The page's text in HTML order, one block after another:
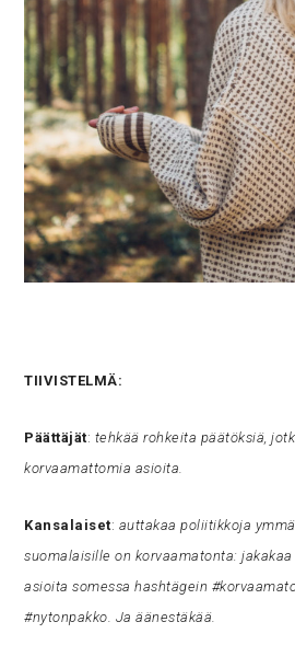
TIIVISTELMÄ:
Päättäjät: tehkää rohkeita päätöksiä,
korvaamattomia asioita.
Kansalaiset: auttakaa poliitikkoja
suomalaisille on korvaamatonta:
asioita somessa hashtägein
#nytonpakko. Ja äänestäkää.